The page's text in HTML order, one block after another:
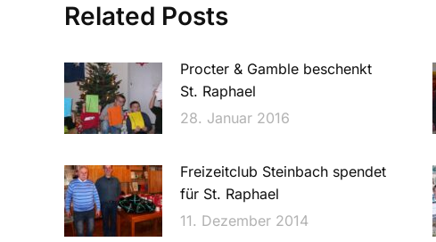
Related Posts
Procter & Gamble beschenkt
St. Raphael
28. Januar 2016
Freizeitclub Steinbach spendet
für St. Raphael
11. Dezember 2014